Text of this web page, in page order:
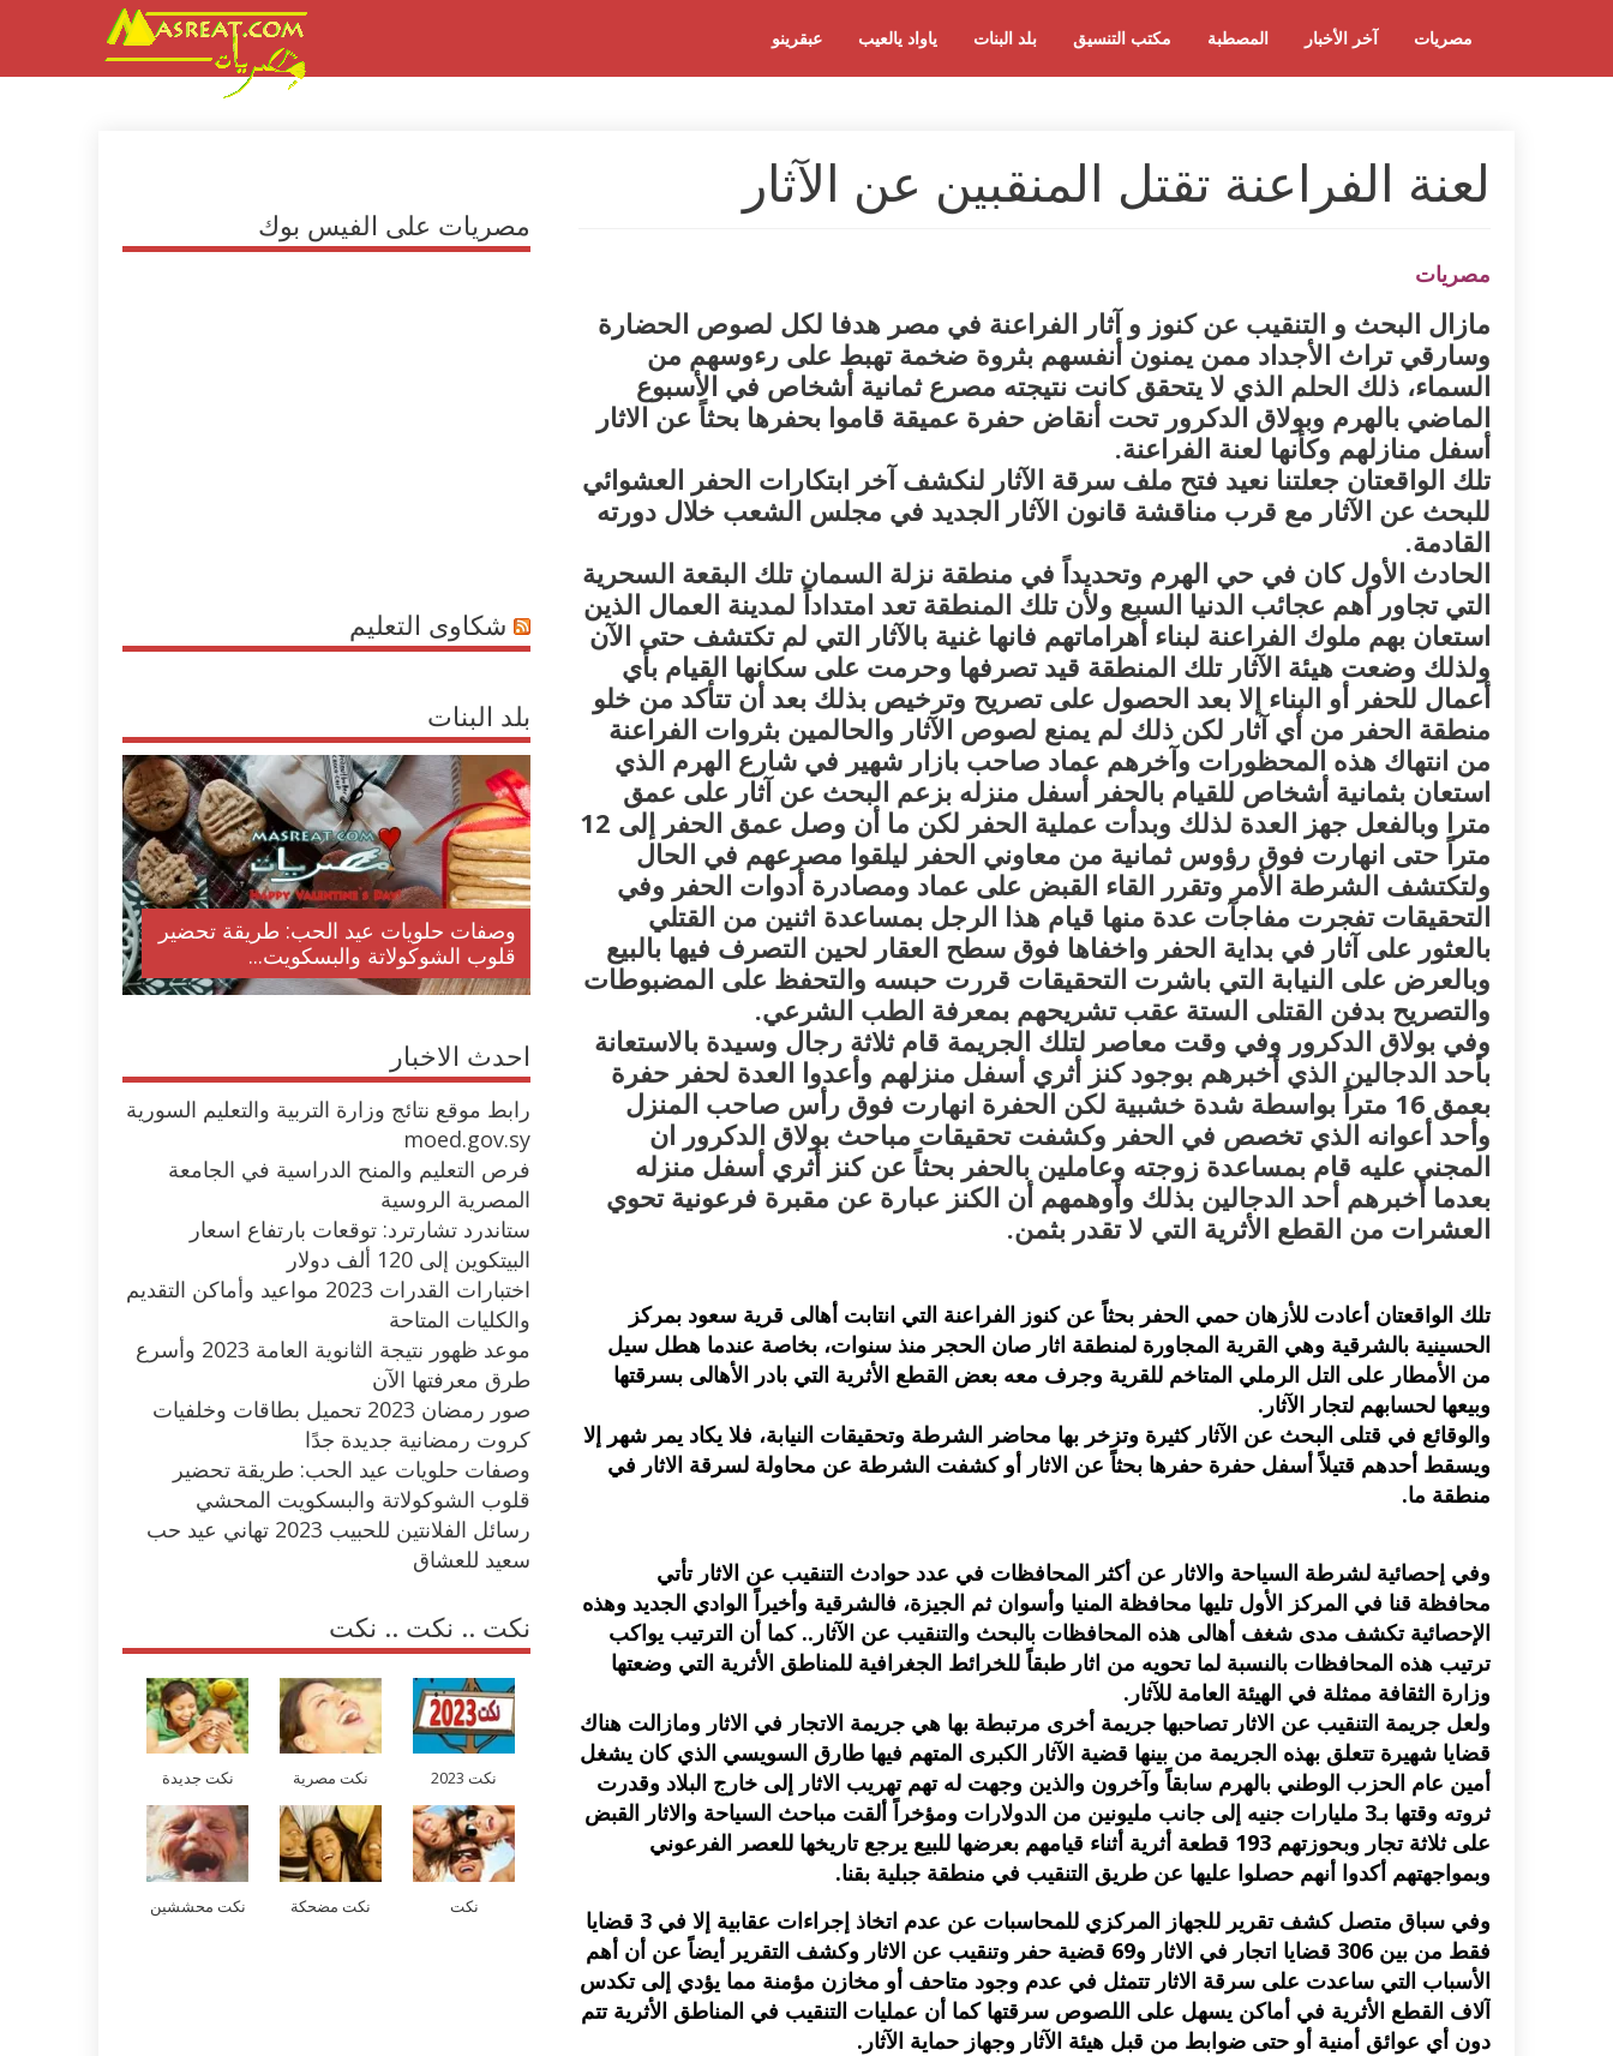
عبقرينو ياواد يالعيب بلد البنات مكتب التنسيق المصطبة آخر الأخبار مصريات
لعنة الفراعنة تقتل المنقبين عن الآثار
مصريات
مازال البحث و التنقيب عن كنوز و آثار الفراعنة في مصر هدفا لكل لصوص الحضارة
وسارقي تراث الأجداد ممن يمنون أنفسهم بثروة ضخمة تهبط على رءوسهم من
السماء، ذلك الحلم الذي لا يتحقق كانت نتيجته مصرع ثمانية أشخاص في الأسبوع
الماضي بالهرم وبولاق الدكرور تحت أنقاض حفرة عميقة قاموا بحفرها بحثاً عن الاثار
أسفل منازلهم وكأنها لعنة الفراعنة.
تلك الواقعتان جعلتنا نعيد فتح ملف سرقة الآثار لنكشف آخر ابتكارات الحفر العشوائي
للبحث عن الآثار مع قرب مناقشة قانون الآثار الجديد في مجلس الشعب خلال دورته
القادمة.
الحادث الأول كان في حي الهرم وتحديداً في منطقة نزلة السمان تلك البقعة السحرية
التي تجاور أهم عجائب الدنيا السبع ولأن تلك المنطقة تعد امتداداً لمدينة العمال الذين
استعان بهم ملوك الفراعنة لبناء أهراماتهم فانها غنية بالآثار التي لم تكتشف حتى الآن
ولذلك وضعت هيئة الآثار تلك المنطقة قيد تصرفها وحرمت على سكانها القيام بأي
أعمال للحفر أو البناء إلا بعد الحصول على تصريح وترخيص بذلك بعد أن تتأكد من خلو
منطقة الحفر من أي آثار لكن ذلك لم يمنع لصوص الآثار والحالمين بثروات الفراعنة
من انتهاك هذه المحظورات وآخرهم عماد صاحب بازار شهير في شارع الهرم الذي
استعان بثمانية أشخاص للقيام بالحفر أسفل منزله بزعم البحث عن آثار على عمق
مترا وبالفعل جهز العدة لذلك وبدأت عملية الحفر لكن ما أن وصل عمق الحفر إلى 12
متراً حتى انهارت فوق رؤوس ثمانية من معاوني الحفر ليلقوا مصرعهم في الحال
ولتكتشف الشرطة الأمر وتقرر القاء القبض على عماد ومصادرة أدوات الحفر وفي
التحقيقات تفجرت مفاجآت عدة منها قيام هذا الرجل بمساعدة اثنين من القتلي
بالعثور على آثار في بداية الحفر واخفاها فوق سطح العقار لحين التصرف فيها بالبيع
وبالعرض على النيابة التي باشرت التحقيقات قررت حبسه والتحفظ على المضبوطات
والتصريح بدفن القتلى الستة عقب تشريحهم بمعرفة الطب الشرعي.
وفي بولاق الدكرور وفي وقت معاصر لتلك الجريمة قام ثلاثة رجال وسيدة بالاستعانة
بأحد الدجالين الذي أخبرهم بوجود كنز أثري أسفل منزلهم وأعدوا العدة لحفر حفرة
بعمق 16 متراً بواسطة شدة خشبية لكن الحفرة انهارت فوق رأس صاحب المنزل
وأحد أعوانه الذي تخصص في الحفر وكشفت تحقيقات مباحث بولاق الدكرور ان
المجني عليه قام بمساعدة زوجته وعاملين بالحفر بحثاً عن كنز أثري أسفل منزله
بعدما أخبرهم أحد الدجالين بذلك وأوهمهم أن الكنز عبارة عن مقبرة فرعونية تحوي
العشرات من القطع الأثرية التي لا تقدر بثمن.
تلك الواقعتان أعادت للأزهان حمي الحفر بحثاً عن كنوز الفراعنة التي انتابت أهالى قرية سعود بمركز
الحسينية بالشرقية وهي القرية المجاورة لمنطقة اثار صان الحجر منذ سنوات، بخاصة عندما هطل سيل
من الأمطار على التل الرملي المتاخم للقرية وجرف معه بعض القطع الأثرية التي بادر الأهالى بسرقتها
وبيعها لحسابهم لتجار الآثار.
والوقائع في قتلى البحث عن الآثار كثيرة وتزخر بها محاضر الشرطة وتحقيقات النيابة، فلا يكاد يمر شهر إلا
ويسقط أحدهم قتيلاً أسفل حفرة حفرها بحثاً عن الاثار أو كشفت الشرطة عن محاولة لسرقة الاثار في
منطقة ما.
وفي إحصائية لشرطة السياحة والاثار عن أكثر المحافظات في عدد حوادث التنقيب عن الاثار تأتي
محافظة قنا في المركز الأول تليها محافظة المنيا وأسوان ثم الجيزة، فالشرقية وأخيراً الوادي الجديد وهذه
الإحصائية تكشف مدى شغف أهالى هذه المحافظات بالبحث والتنقيب عن الآثار.. كما أن الترتيب يواكب
ترتيب هذه المحافظات بالنسبة لما تحويه من اثار طبقاً للخرائط الجغرافية للمناطق الأثرية التي وضعتها
وزارة الثقافة ممثلة في الهيئة العامة للآثار.
ولعل جريمة التنقيب عن الاثار تصاحبها جريمة أخرى مرتبطة بها هي جريمة الاتجار في الاثار ومازالت هناك
قضايا شهيرة تتعلق بهذه الجريمة من بينها قضية الآثار الكبرى المتهم فيها طارق السويسي الذي كان يشغل
أمين عام الحزب الوطني بالهرم سابقاً وآخرون والذين وجهت له تهم تهريب الاثار إلى خارج البلاد وقدرت
ثروته وقتها بـ3 مليارات جنيه إلى جانب مليونين من الدولارات ومؤخراً ألقت مباحث السياحة والاثار القبض
على ثلاثة تجار وبحوزتهم 193 قطعة أثرية أثناء قيامهم بعرضها للبيع يرجع تاريخها للعصر الفرعوني
وبمواجهتهم أكدوا أنهم حصلوا عليها عن طريق التنقيب في منطقة جبلية بقنا.
وفي سباق متصل كشف تقرير للجهاز المركزي للمحاسبات عن عدم اتخاذ إجراءات عقابية إلا في 3 قضايا
فقط من بين 306 قضايا اتجار في الاثار و69 قضية حفر وتنقيب عن الاثار وكشف التقرير أيضاً عن أن أهم
الأسباب التي ساعدت على سرقة الاثار تتمثل في عدم وجود متاحف أو مخازن مؤمنة مما يؤدي إلى تكدس
آلاف القطع الأثرية في أماكن يسهل على اللصوص سرقتها كما أن عمليات التنقيب في المناطق الأثرية تتم
دون أي عوائق أمنية أو حتى ضوابط من قبل هيئة الآثار وجهاز حماية الآثار.
مصريات على الفيس بوك
شكاوى التعليم
بلد البنات
وصفات حلويات عيد الحب: طريقة تحضير
قلوب الشوكولاتة والبسكويت...
وصفات أكلات عيد راس السنة الميلادية
والميلاد المجيد الكريسما...
طريقة تحضير حلاوة المولد النبوي مع
وصفات بالفيديو والصور...
اكلات عيد الاضحى 2023 وصفات طبخ
احدث الاخبار
رابط موقع نتائج وزارة التربية والتعليم السورية
moed.gov.sy
فرص التعليم والمنح الدراسية في الجامعة
المصرية الروسية
ستاندرد تشارترد: توقعات بارتفاع اسعار
البيتكوين إلى 120 ألف دولار
اختبارات القدرات 2023 مواعيد وأماكن التقديم
والكليات المتاحة
موعد ظهور نتيجة الثانوية العامة 2023 وأسرع
طرق معرفتها الآن
صور رمضان 2023 تحميل بطاقات وخلفيات
كروت رمضانية جديدة جدًا
وصفات حلويات عيد الحب: طريقة تحضير
قلوب الشوكولاتة والبسكويت المحشي
رسائل الفلانتين للحبيب 2023 تهاني عيد حب
سعيد للعشاق
نكت .. نكت .. نكت
نكت 2023 نكت مصرية نكت جديدة
نكت نكت مضحكة نكت محششين